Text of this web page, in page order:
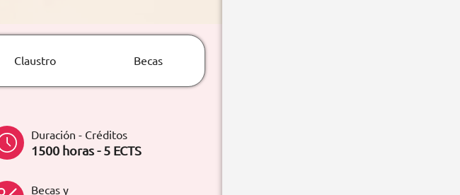
Claustro Becas
Duración - Créditos
1500 horas - 5 ECTS
Becas y